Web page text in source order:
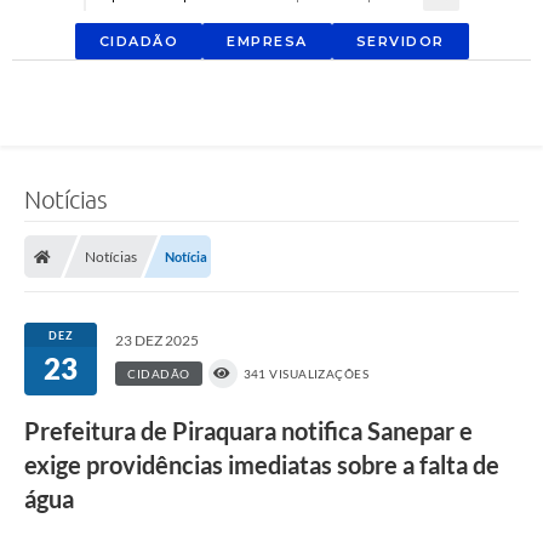
CIDADÃO EMPRESA SERVIDOR
Notícias
Notícias Notícia
DEZ
23
23 DEZ 2025
CIDADÃO 341 VISUALIZAÇÕES
Prefeitura de Piraquara notifica Sanepar e
exige providências imediatas sobre a falta de
água